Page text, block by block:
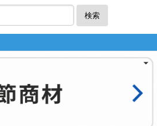
検索